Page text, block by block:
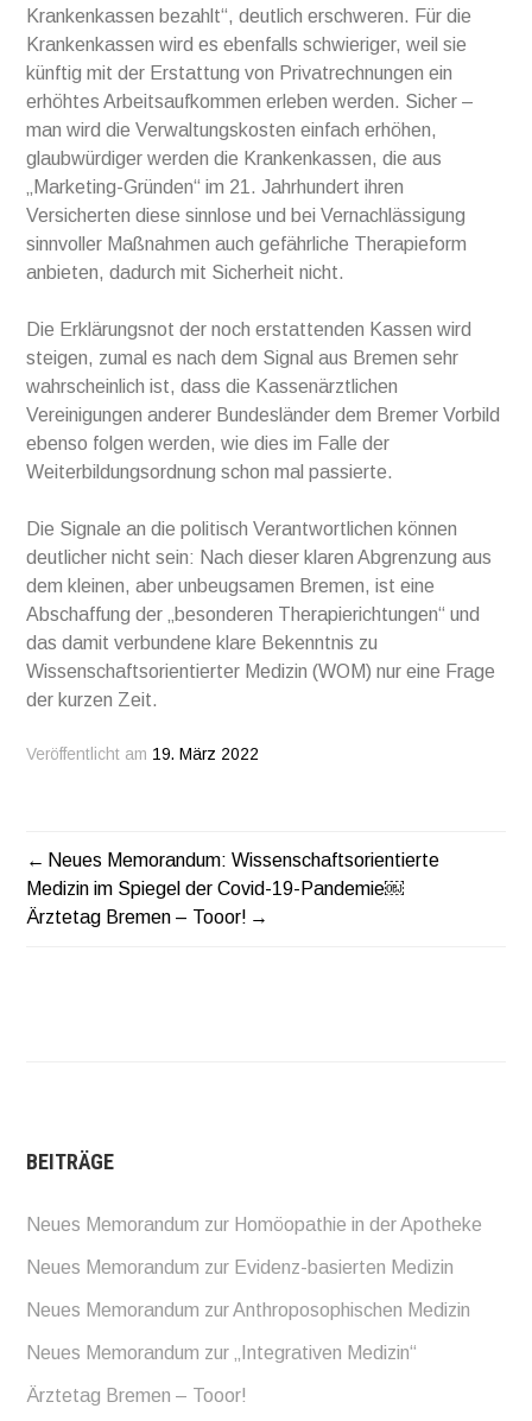
Krankenkassen bezahlt“, deutlich erschweren. Für die
Krankenkassen wird es ebenfalls schwieriger, weil sie
künftig mit der Erstattung von Privatrechnungen ein
erhöhtes Arbeitsaufkommen erleben werden. Sicher –
man wird die Verwaltungskosten einfach erhöhen,
glaubwürdiger werden die Krankenkassen, die aus
„Marketing-Gründen“ im 21. Jahrhundert ihren
Versicherten diese sinnlose und bei Vernachlässigung
sinnvoller Maßnahmen auch gefährliche Therapieform
anbieten, dadurch mit Sicherheit nicht.
Die Erklärungsnot der noch erstattenden Kassen wird
steigen, zumal es nach dem Signal aus Bremen sehr
wahrscheinlich ist, dass die Kassenärztlichen
Vereinigungen anderer Bundesländer dem Bremer Vorbild
ebenso folgen werden, wie dies im Falle der
Weiterbildungsordnung schon mal passierte.
Die Signale an die politisch Verantwortlichen können
deutlicher nicht sein: Nach dieser klaren Abgrenzung aus
dem kleinen, aber unbeugsamen Bremen, ist eine
Abschaffung der „besonderen Therapierichtungen“ und
das damit verbundene klare Bekenntnis zu
Wissenschaftsorientierter Medizin (WOM) nur eine Frage
der kurzen Zeit.
Veröffentlicht am 19. März 2022
BEITRAGSNAVIGATION
Neues Memorandum: Wissenschaftsorientierte
Medizin im Spiegel der Covid-19-Pandemie￼
Ärztetag Bremen – Tooor!
BEITRÄGE
Neues Memorandum zur Homöopathie in der Apotheke
Neues Memorandum zur Evidenz-basierten Medizin
Neues Memorandum zur Anthroposophischen Medizin
Neues Memorandum zur „Integrativen Medizin“
Ärztetag Bremen – Tooor!